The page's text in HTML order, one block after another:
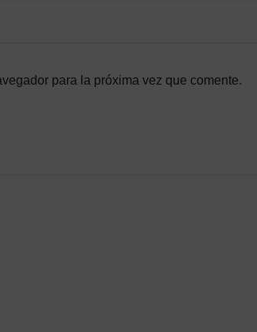
para la próxima vez que comente.